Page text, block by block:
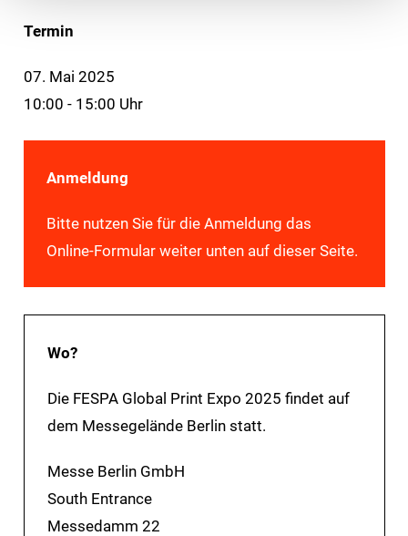
Termin
07. Mai 2025
10:00 - 15:00 Uhr
Anmeldung
Bitte nutzen Sie für die Anmeldung das
Online-Formular weiter unten auf dieser Seite.
Wo?
Die FESPA Global Print Expo 2025 findet auf
dem Messegelände Berlin statt.
Messe Berlin GmbH
South Entrance
Messedamm 22